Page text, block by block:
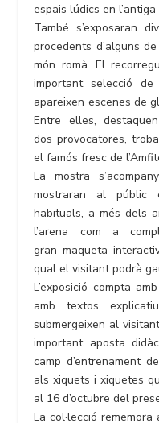
espais lúdics en l’antiga
També s’exposaran
procedents d’alguns
món romà. El
important selecció
apareixen escenes de
Entre elles,
dos provocatores,
el famós fresc de
La mostra
mostraran al públic
habituals, a més dels
l’arena com a
gran maqueta
qual el visitant podrà
L’exposició compta
amb textos
submergeixen al
important aposta
camp d’entrenament
als xiquets i xiquetes
al 16 d’octubre del
La col·lecció